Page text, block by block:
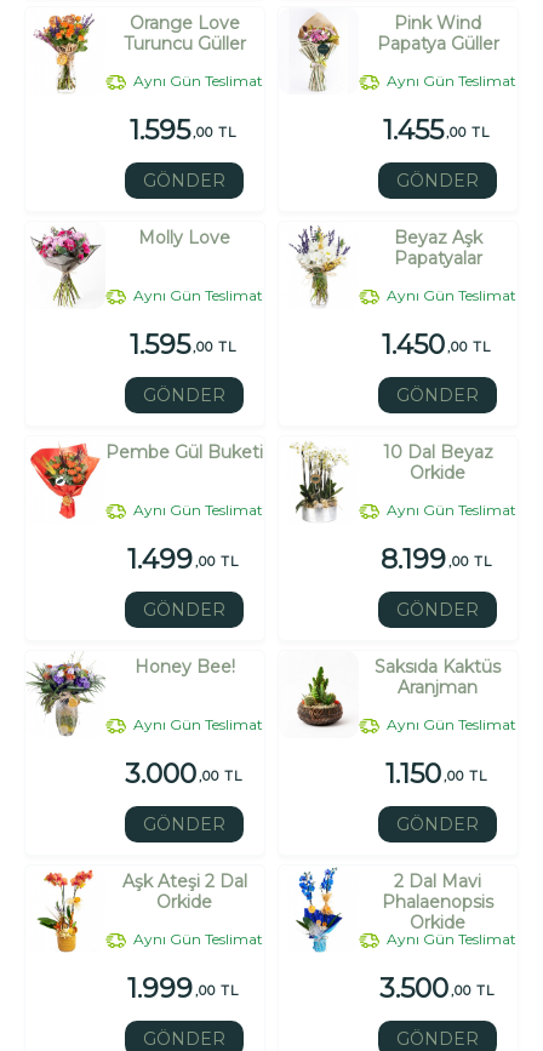
Orange Love
Turuncu Güller
Aynı Gün Teslimat
1.595,00 TL
GÖNDER
Pink Wind
Papatya Güller
Aynı Gün Teslimat
1.455,00 TL
GÖNDER
Molly Love
Aynı Gün Teslimat
1.595,00 TL
GÖNDER
Beyaz Aşk
Papatyalar
Aynı Gün Teslimat
1.450,00 TL
GÖNDER
Pembe Gül Buketi
Aynı Gün Teslimat
1.499,00 TL
GÖNDER
10 Dal Beyaz
Orkide
Aynı Gün Teslimat
8.199,00 TL
GÖNDER
Honey Bee!
Aynı Gün Teslimat
3.000,00 TL
GÖNDER
Saksıda Kaktüs
Aranjman
Aynı Gün Teslimat
1.150,00 TL
GÖNDER
Aşk Ateşi 2 Dal
Orkide
Aynı Gün Teslimat
1.999,00 TL
GÖNDER
2 Dal Mavi
Phalaenopsis
Orkide
Aynı Gün Teslimat
3.500,00 TL
GÖNDER